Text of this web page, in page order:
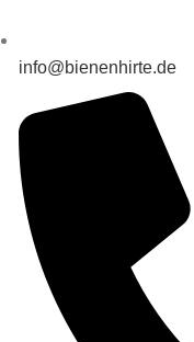
info@bienenhirte.de